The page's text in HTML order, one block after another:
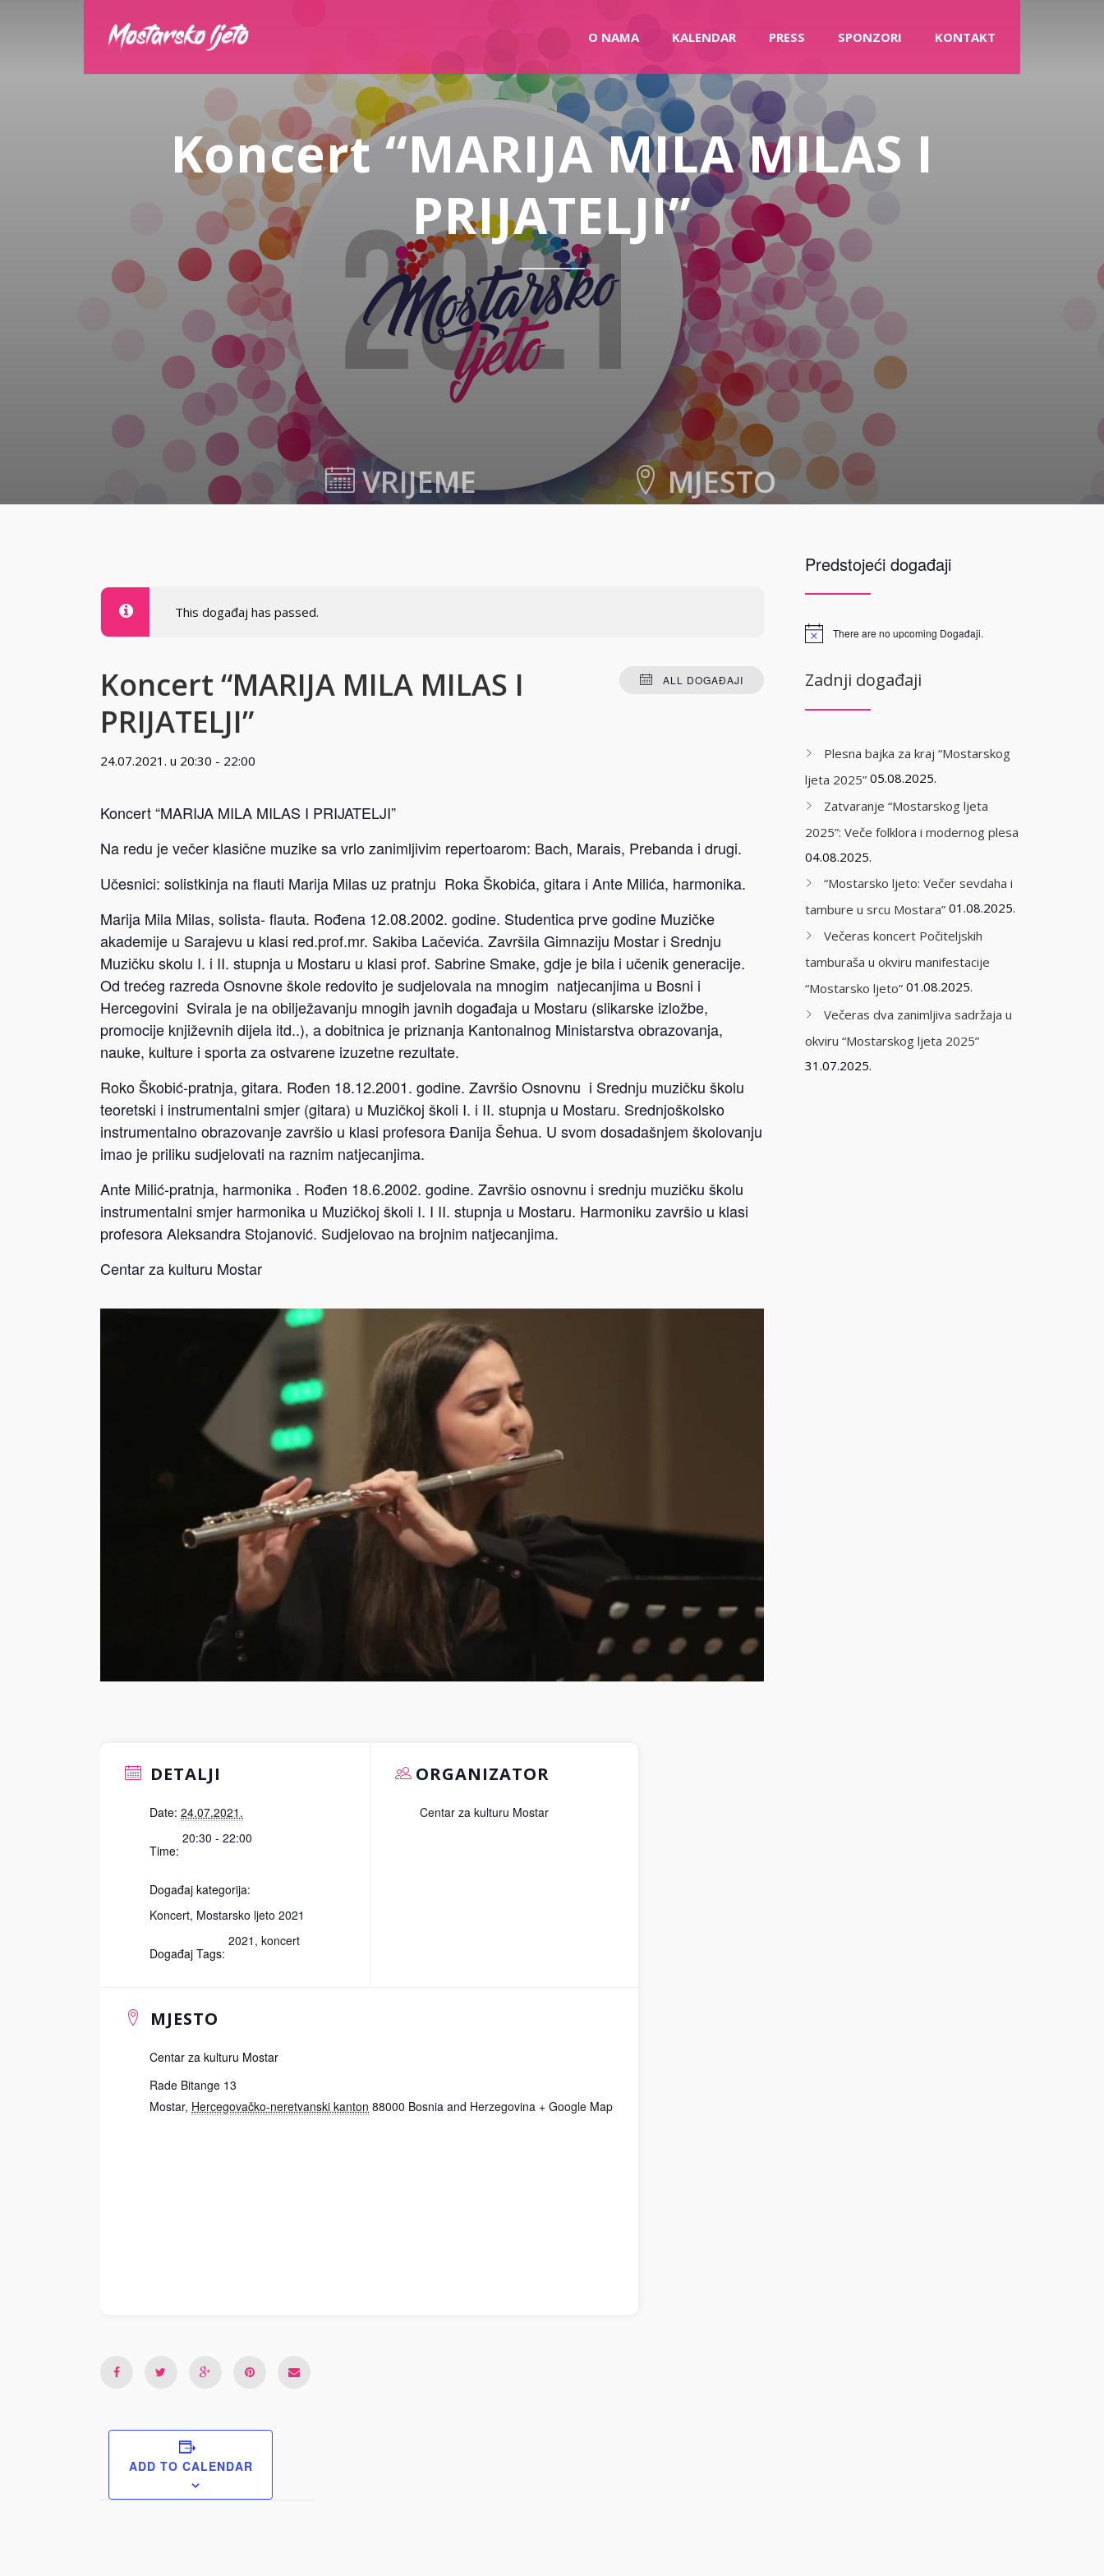
O NAMA KALENDAR PRESS SPONZORI KONTAKT
Koncert “MARIJA MILA MILAS I
PRIJATELJI”
VRIJEME MJESTO
Bosnia and Herzegovina
This događaj has passed.
ALL DOGAĐAJI
Koncert “MARIJA MILA MILAS I
PRIJATELJI”
24.07.2021. u 20:30 - 22:00
Koncert “MARIJA MILA MILAS I PRIJATELJI”
Na redu je večer klasične muzike sa vrlo zanimljivim repertoarom: Bach, Marais, Prebanda i drugi.
Učesnici: solistkinja na flauti Marija Milas uz pratnju Roka Škobića, gitara i Ante Milića, harmonika.
Marija Mila Milas, solista- flauta. Rođena 12.08.2002. godine. Studentica prve godine Muzičke
akademije u Sarajevu u klasi red.prof.mr. Sakiba Lačevića. Završila Gimnaziju Mostar i Srednju
Muzičku skolu I. i II. stupnja u Mostaru u klasi prof. Sabrine Smake, gdje je bila i učenik generacije.
Od trećeg razreda Osnovne škole redovito je sudjelovala na mnogim natjecanjima u Bosni i
Hercegovini Svirala je na obilježavanju mnogih javnih događaja u Mostaru (slikarske izložbe,
promocije književnih dijela itd..), a dobitnica je priznanja Kantonalnog Ministarstva obrazovanja,
nauke, kulture i sporta za ostvarene izuzetne rezultate.
Roko Škobić-pratnja, gitara. Rođen 18.12.2001. godine. Završio Osnovnu i Srednju muzičku školu
teoretski i instrumentalni smjer (gitara) u Muzičkoj školi I. i II. stupnja u Mostaru. Srednjoškolsko
instrumentalno obrazovanje završio u klasi profesora Đanija Šehua. U svom dosadašnjem školovanju
imao je priliku sudjelovati na raznim natjecanjima.
Ante Milić-pratnja, harmonika . Rođen 18.6.2002. godine. Završio osnovnu i srednju muzičku školu
instrumentalni smjer harmonika u Muzičkoj školi I. I II. stupnja u Mostaru. Harmoniku završio u klasi
profesora Aleksandra Stojanović. Sudjelovao na brojnim natjecanjima.
Centar za kulturu Mostar
DETALJI
Date: 24.07.2021.
Time:
20:30 - 22:00
Događaj kategorija:
Koncert, Mostarsko ljeto 2021
Događaj Tags:
2021 , koncert
ORGANIZATOR
Centar za kulturu Mostar
MJESTO
Centar za kulturu Mostar
Rade Bitange 13
Mostar, Hercegovačko-neretvanski kanton 88000 Bosnia and Herzegovina + Google Map
ADD TO CALENDAR
Predstojeći događaji
There are no upcoming Događaji.
Zadnji događaji
Plesna bajka za kraj “Mostarskog
ljeta 2025” 05.08.2025.
Zatvaranje “Mostarskog ljeta
2025”: Veče folklora i modernog plesa
04.08.2025.
“Mostarsko ljeto: Večer sevdaha i
tambure u srcu Mostara” 01.08.2025.
Večeras koncert Počiteljskih
tamburaša u okviru manifestacije
“Mostarsko ljeto” 01.08.2025.
Večeras dva zanimljiva sadržaja u
okviru “Mostarskog ljeta 2025”
31.07.2025.